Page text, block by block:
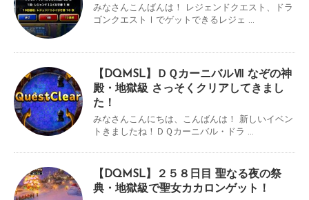
みなさんこんばんは！ レジェンドクエスト、ドラ
ゴンクエストⅠでゲットできるレジェ ...
【DQMSL】ＤＱカーニバルⅦ なぞの神
殿・地獄級 さっそくクリアしてきまし
た！
みなさんこんにちは、こんばんは！ 新しいイベン
トきましたね！ＤＱカーニバル・ドラ ...
【DQMSL】２５８日目 聖なる夜の祭
典・地獄級で聖女カカロンゲット！